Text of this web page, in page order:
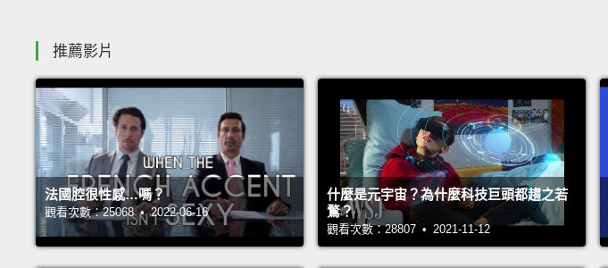
推薦影片
法國腔很性感…嗎？
觀看次數：25068 • 2022-06-16
什麼是元宇宙？為什麼科技巨頭都趨之若
鶩？
觀看次數：28807 • 2021-11-12